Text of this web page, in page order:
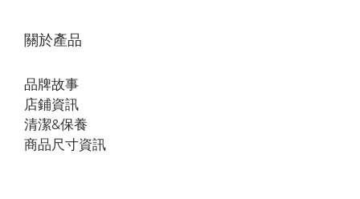
關於產品
品牌故事
店鋪資訊
清潔&保養
商品尺寸資訊